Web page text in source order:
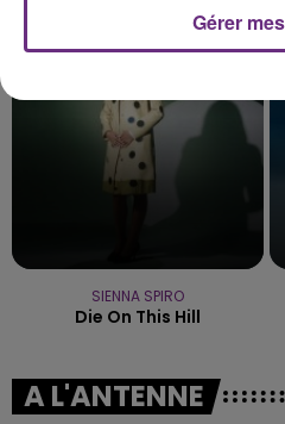
7h52
7h52
SIENNA SPIRO
Die On This Hill
A L'ANTENNE
Gérer